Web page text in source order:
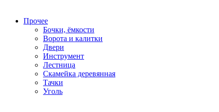
Прочее
Бочки, ёмкости
Ворота и калитки
Двери
Инструмент
Лестница
Скамейка деревянная
Тачки
Уголь